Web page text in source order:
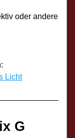
oder andere
Licht
G